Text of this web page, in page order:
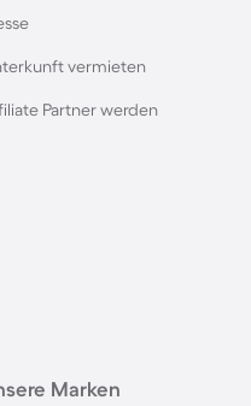
vermieten
Partner werden
Marken